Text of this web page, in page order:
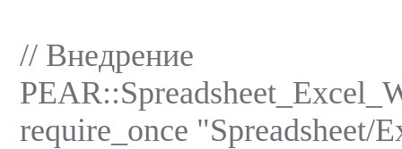
// Внедрение
require_once "Spreadsheet/